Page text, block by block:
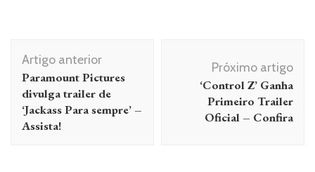
Navegação
de
post
Artigo anterior
Paramount Pictures
divulga trailer de
‘Jackass Para sempre’ –
Assista!
Próximo artigo
‘Control Z’ Ganha
Primeiro Trailer
Oficial – Confira